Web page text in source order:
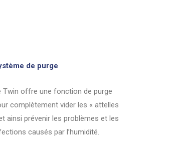
de purge
Twin offre une fonction de purge
complètement vider les « attelles
ainsi prévenir les problèmes et les
causés par l’humidité.